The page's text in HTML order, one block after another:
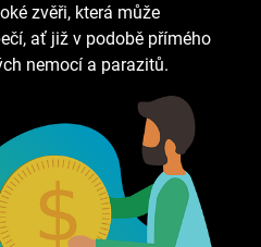
zvěři, která může
ať již v podobě přímého
nemocí a parazitů.